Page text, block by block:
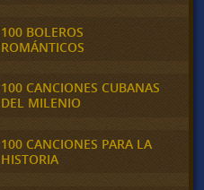
100 BOLEROS
ROMÁNTICOS
100 CANCIONES CUBANAS
DEL MILENIO
100 CANCIONES PARA LA
HISTORIA